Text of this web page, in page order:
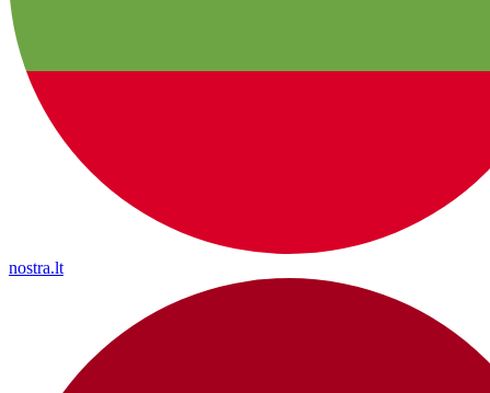
nostra.lt